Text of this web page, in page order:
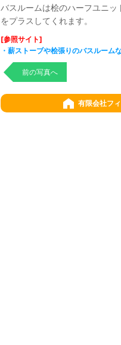
バスルームは桧のハーフユニ
をプラスしてくれます。
[参照サイト]
・薪ストーブや桧張りのバスルーム
前の写真へ
有限会社フ